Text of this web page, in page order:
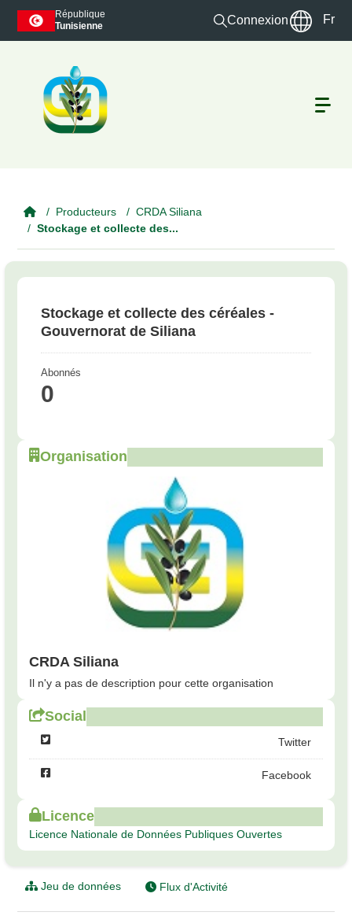
Skip to main content
République
Tunisienne
Connexion Fr
Producteurs
CRDA Siliana
Stockage et collecte des...
Stockage et collecte des céréales -
Gouvernorat de Siliana
Abonnés
0
Organisation
CRDA Siliana
Il n'y a pas de description pour cette organisation
Social
Twitter
Facebook
Licence
Licence Nationale de Données Publiques Ouvertes
Jeu de données Flux d'Activité